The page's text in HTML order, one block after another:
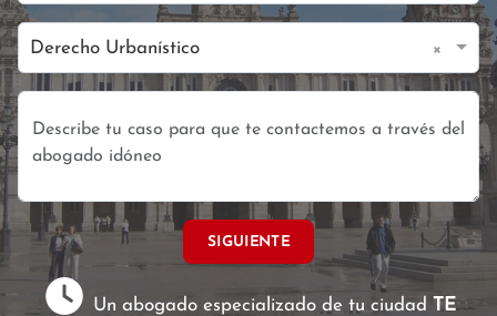
Derecho Urbanístico ×
SIGUIENTE
Un abogado especializado de tu ciudad TE